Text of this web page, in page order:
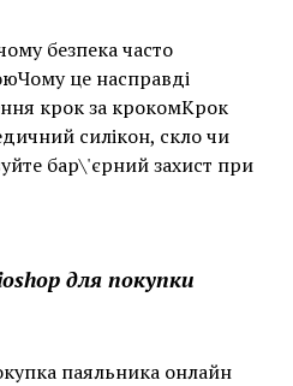
безпека часто
це насправді
крок за крокомКрок
силікон, скло чи
бар\'єрний захист при
для покупки
паяльника онлайн